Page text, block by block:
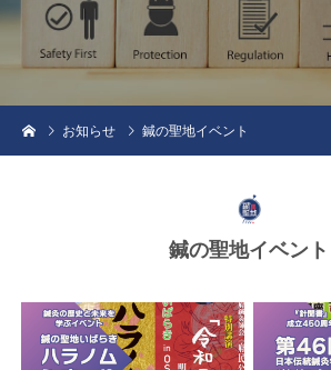
お知らせ 鍼の聖地イベント
鍼の聖地イベント